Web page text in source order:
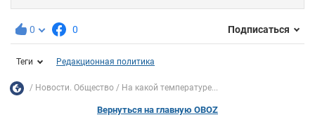
0 0 Подписаться
Теги Редакционная политика
Новости. Общество На какой температуре...
Вернуться на главную OBOZ